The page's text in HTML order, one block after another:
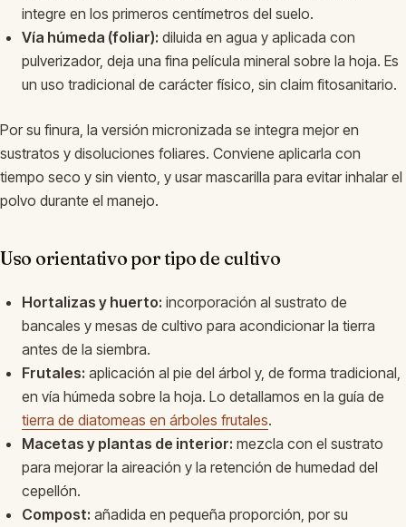
integre en los primeros centímetros del suelo.
Vía húmeda (foliar): diluida en agua y aplicada con
pulverizador, deja una fina película mineral sobre la hoja. Es
un uso tradicional de carácter físico, sin claim fitosanitario.
Por su finura, la versión micronizada se integra mejor en
sustratos y disoluciones foliares. Conviene aplicarla con
tiempo seco y sin viento, y usar mascarilla para evitar inhalar el
polvo durante el manejo.
Uso orientativo por tipo de cultivo
Hortalizas y huerto: incorporación al sustrato de
bancales y mesas de cultivo para acondicionar la tierra
antes de la siembra.
Frutales: aplicación al pie del árbol y, de forma tradicional,
en vía húmeda sobre la hoja. Lo detallamos en la guía de
tierra de diatomeas en árboles frutales.
Macetas y plantas de interior: mezcla con el sustrato
para mejorar la aireación y la retención de humedad del
cepellón.
Compost: añadida en pequeña proporción, por su